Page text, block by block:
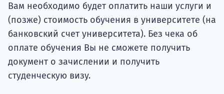
Вам необходимо будет оплатить наши услуги и
(позже) стоимость обучения в университете (на
банковский счет университета). Без чека об
оплате обучения Вы не сможете получить
документ о зачислении и получить
студенческую визу.